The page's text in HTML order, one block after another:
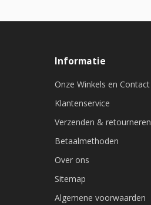
Informatie
Onze Winkels en Contact
Klantenservice
Verzenden & retourneren
Betaalmethoden
Over ons
Sitemap
Algemene voorwaarden